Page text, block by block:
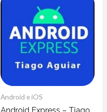
Android e iOS
Android Express – Tiago